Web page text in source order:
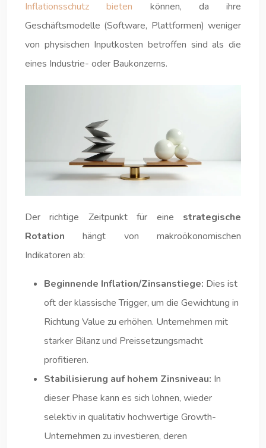
Inflationsschutz bieten können, da ihre
Geschäftsmodelle (Software, Plattformen) weniger
von physischen Inputkosten betroffen sind als die
eines Industrie- oder Baukonzerns.
Der richtige Zeitpunkt für eine strategische
Rotation hängt von makroökonomischen
Indikatoren ab:
Beginnende Inflation/Zinsanstiege: Dies ist
oft der klassische Trigger, um die Gewichtung in
Richtung Value zu erhöhen. Unternehmen mit
starker Bilanz und Preissetzungsmacht
profitieren.
Stabilisierung auf hohem Zinsniveau: In
dieser Phase kann es sich lohnen, wieder
selektiv in qualitativ hochwertige Growth-
Unternehmen zu investieren, deren